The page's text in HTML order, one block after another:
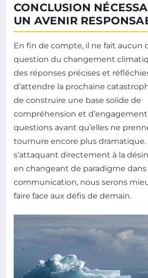
CONCLUSION
UN AVENIR
En fin de compte, il ne fait aucun
question du changement
des réponses précises et
d’attendre la prochaine
de construire une base solide de
compréhension et d’engagement
questions avant qu’elles ne
tournure encore plus dramatique.
s’attaquant directement à la
en changeant de paradigme dans
communication, nous serons
faire face aux défis de demain.